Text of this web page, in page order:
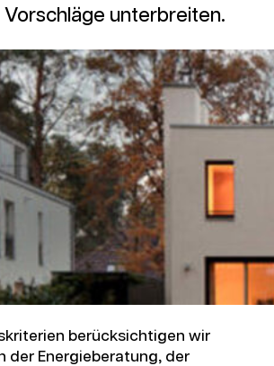
Sanierung einer
Vorschläge unterbreiten.
berücksichtigen wir
der Energieberatung, der